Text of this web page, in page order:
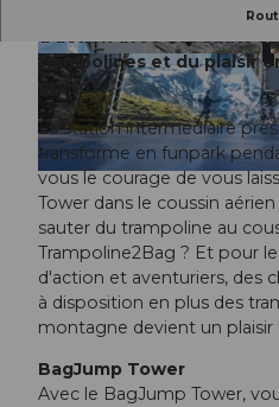
© Titlis – Bergbahnen, Hotels |CC-BY-NC-ND
© ROGER GRUETTER |CC-BY-ND
Au Trübsee, vivez un été
d'action avec des sauts
trampolines et du plaisir
grands.
La station intermédiaire
transforme en funpark
vous le courage de vous
Tower dans le coussin
sauter du trampoline au
Trampoline2Bag ? Et pour
d'action et aventuriers, des
à disposition en plus des
montagne devient un plaisir !
BagJump Tower
Avec le BagJump Tower,